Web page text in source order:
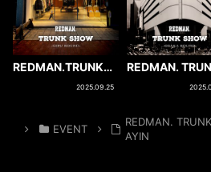
REDMAN.TRUNK
SHOW – GIFU2025.09.25
REDMAN.
SHOW – OSAKA
EVENT
REDMAN.
AYIN